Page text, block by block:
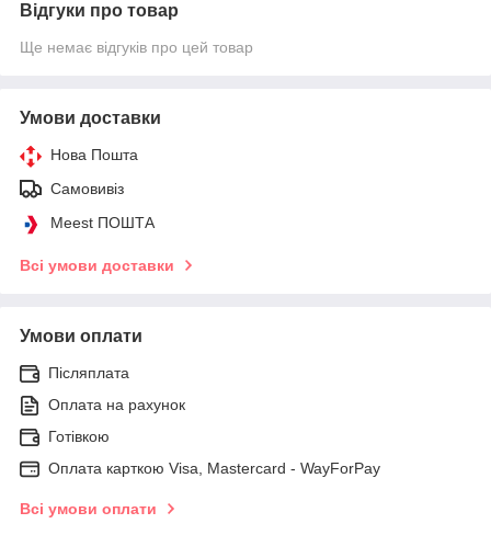
Відгуки про товар
Ще немає відгуків про цей товар
Умови доставки
Нова Пошта
Самовивіз
Meest ПОШТА
Всі умови доставки
Умови оплати
Післяплата
Оплата на рахунок
Готівкою
Оплата карткою Visa, Mastercard - WayForPay
Всі умови оплати